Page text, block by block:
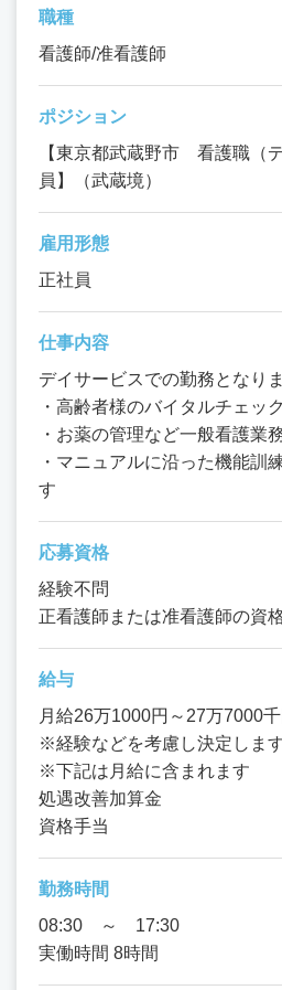
職種
看護師/准看護師
ポジション
【東京都武蔵野市 看護職（
員】（武蔵境）
雇用形態
正社員
仕事内容
デイサービスでの勤務となり
・高齢者様のバイタルチェッ
・お薬の管理など一般看護業
・マニュアルに沿った機能訓
す
応募資格
経験不問
正看護師または准看護師の資
給与
月給26万1000円～27万7000千
※経験などを考慮し決定しま
※下記は月給に含まれます
処遇改善加算金
資格手当
勤務時間
08:30 ～ 17:30
実働時間 8時間